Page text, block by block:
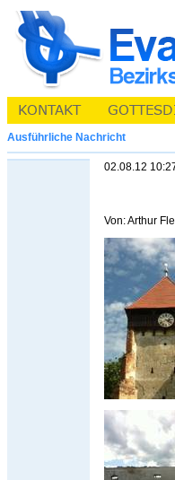
Ausführliche Nachricht
02.08.12
Von: Arthur